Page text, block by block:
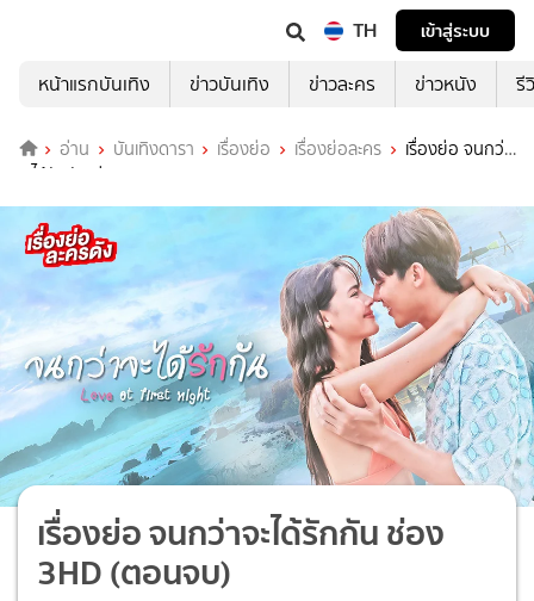
TH
เข้าสู่ระบบ
หน้าแรกบันเทิง
ข่าวบันเทิง ข่าวละคร ข่าวหนัง รี
อ่าน บันเทิงดารา เรื่องย่อ เรื่องย่อละคร
เรื่องย่อ จนกว่า
จะได้รักกัน ช่อง 3HD (ตอนจบ)
เรื่องย่อ จนกว่าจะได้รักกัน ช่อง
3HD (ตอนจบ)